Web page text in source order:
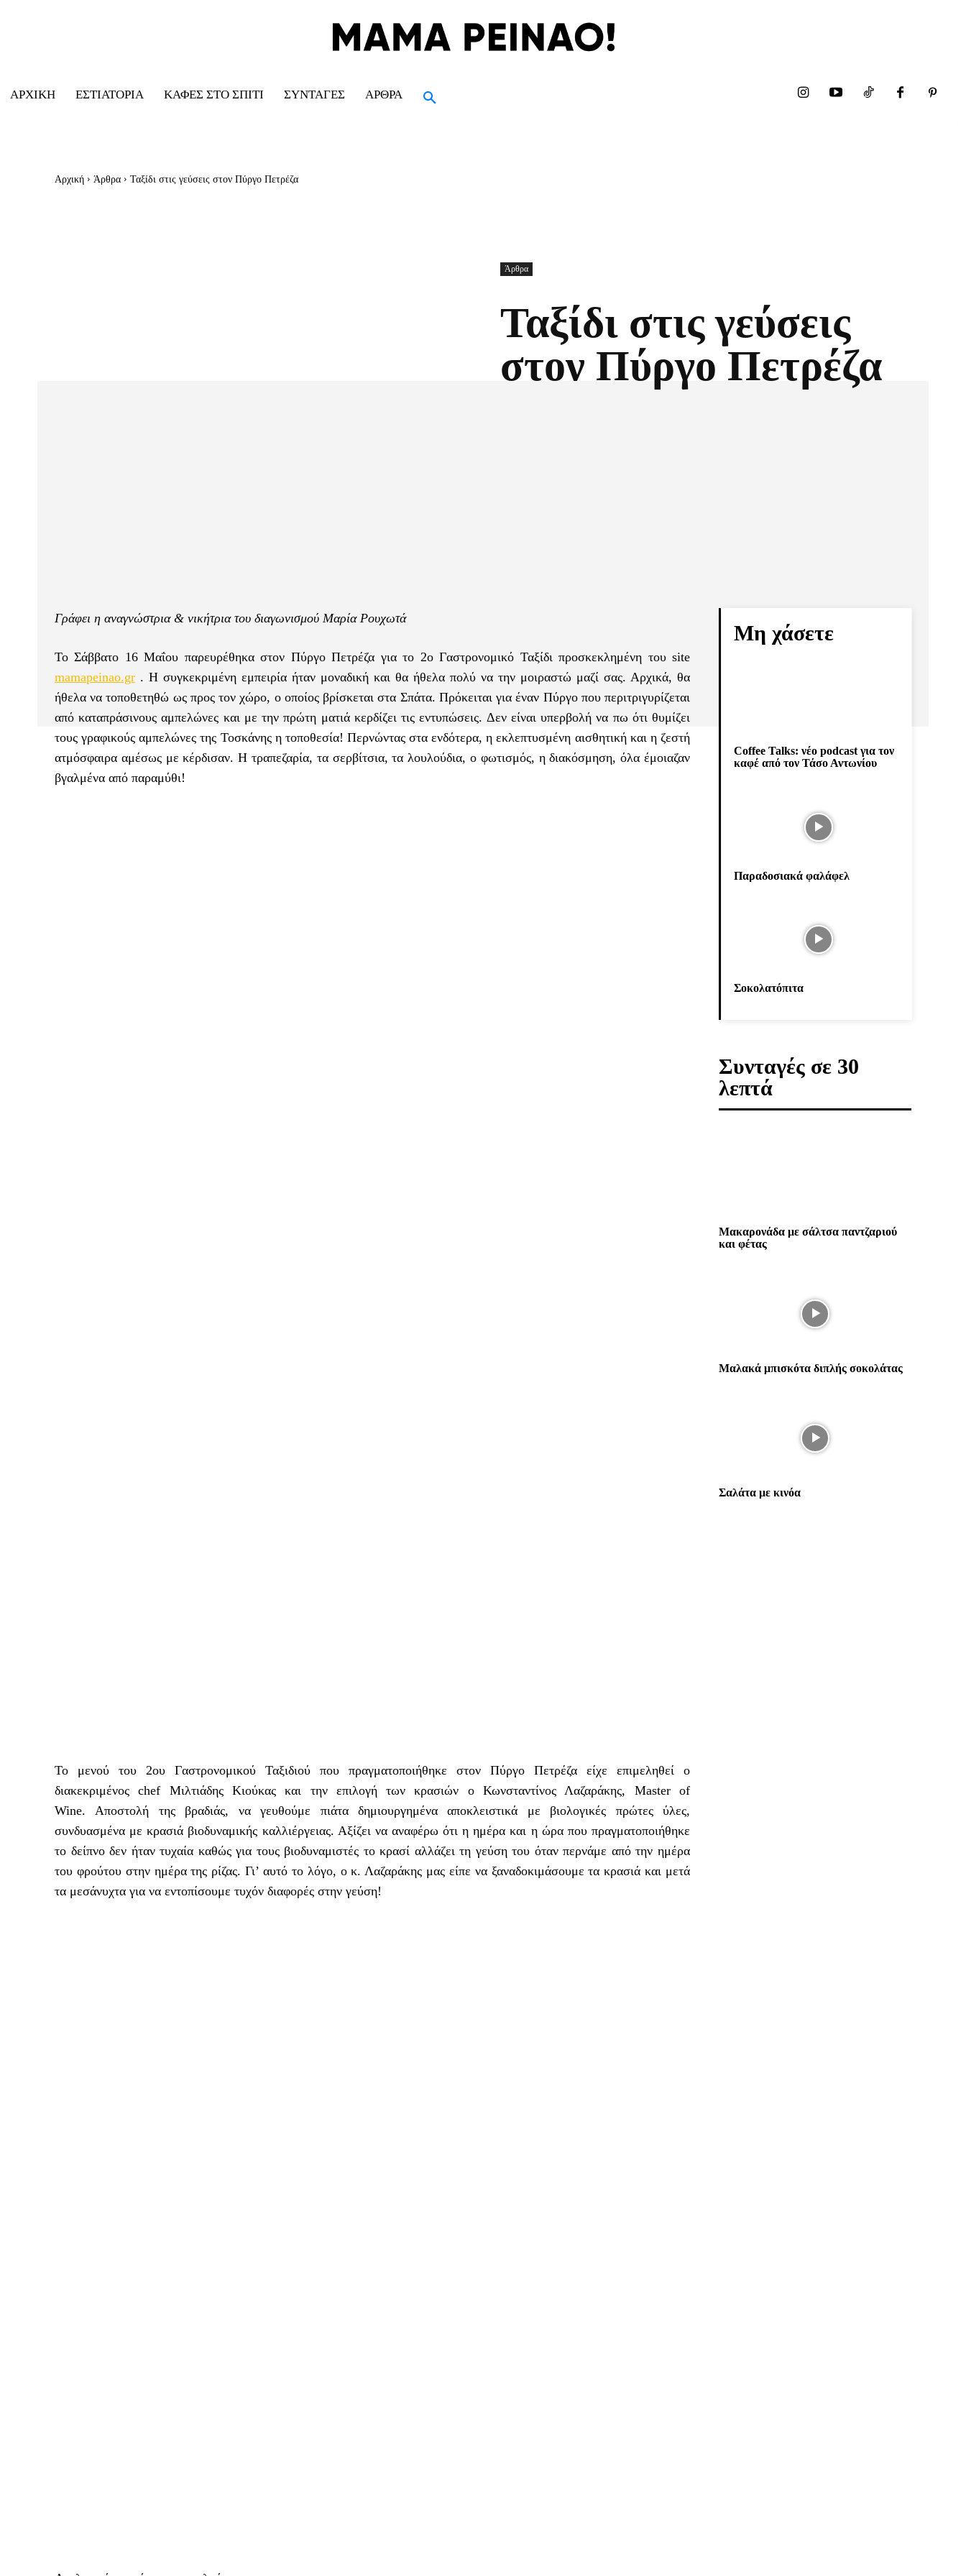
ΑΡΧΙΚΉ ΕΣΤΙΑΤΌΡΙΑ ΚΑΦΈΣ ΣΤΟ ΣΠΊΤΙ ΣΥΝΤΑΓΈΣ ΆΡΘΡΑ
Αρχική Άρθρα Ταξίδι στις γεύσεις στον Πύργο Πετρέζα
Άρθρα
Ταξίδι στις γεύσεις
στον Πύργο Πετρέζα
Γράφει η αναγνώστρια & νικήτρια του διαγωνισμού Μαρία Ρουχωτά
Το Σάββατο 16 Μαΐου παρευρέθηκα στον Πύργο Πετρέζα για το 2ο Γαστρονομικό Ταξίδι προσκεκλημένη του site
mamapeinao.gr . H συγκεκριμένη εμπειρία ήταν μοναδική και θα ήθελα πολύ να την μοιραστώ μαζί σας. Αρχικά, θα
ήθελα να τοποθετηθώ ως προς τον χώρο, ο οποίος βρίσκεται στα Σπάτα. Πρόκειται για έναν Πύργο που περιτριγυρίζεται
από καταπράσινους αμπελώνες και με την πρώτη ματιά κερδίζει τις εντυπώσεις. Δεν είναι υπερβολή να πω ότι θυμίζει
τους γραφικούς αμπελώνες της Τοσκάνης η τοποθεσία! Περνώντας στα ενδότερα, η εκλεπτυσμένη αισθητική και η ζεστή
ατμόσφαιρα αμέσως με κέρδισαν. Η τραπεζαρία, τα σερβίτσια, τα λουλούδια, ο φωτισμός, η διακόσμηση, όλα έμοιαζαν
βγαλμένα από παραμύθι!
Το μενού του 2ου Γαστρονομικού Ταξιδιού που πραγματοποιήθηκε στον Πύργο Πετρέζα είχε επιμεληθεί ο
διακεκριμένος chef Μιλτιάδης Κιούκας και την επιλογή των κρασιών ο Κωνσταντίνος Λαζαράκης, Master of
Wine. Αποστολή της βραδιάς, να γευθούμε πιάτα δημιουργημένα αποκλειστικά με βιολογικές πρώτες ύλες,
συνδυασμένα με κρασιά βιοδυναμικής καλλιέργειας. Αξίζει να αναφέρω ότι η ημέρα και η ώρα που πραγματοποιήθηκε
το δείπνο δεν ήταν τυχαία καθώς για τους βιοδυναμιστές το κρασί αλλάζει τη γεύση του όταν περνάμε από την ημέρα
του φρούτου στην ημέρα της ρίζας. Γι’ αυτό το λόγο, ο κ. Λαζαράκης μας είπε να ξαναδοκιμάσουμε τα κρασιά και μετά
τα μεσάνυχτα για να εντοπίσουμε τυχόν διαφορές στην γεύση!
Μη χάσετε
Coffee Talks: νέο podcast για τον
καφέ από τον Τάσο Αντωνίου
Παραδοσιακά φαλάφελ
Σοκολατόπιτα
Συνταγές σε 30
λεπτά
Μακαρονάδα με σάλτσα παντζαριού
και φέτας
Μαλακά μπισκότα διπλής σοκολάτας
Σαλάτα με κινόα